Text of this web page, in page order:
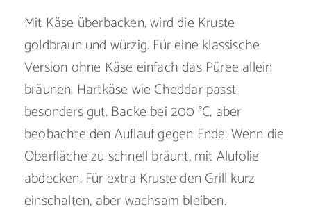
Mit Käse überbacken, wird die Kruste
goldbraun und würzig. Für eine klassische
Version ohne Käse einfach das Püree allein
bräunen. Hartkäse wie Cheddar passt
besonders gut. Backe bei 200 °C, aber
beobachte den Auflauf gegen Ende. Wenn die
Oberfläche zu schnell bräunt, mit Alufolie
abdecken. Für extra Kruste den Grill kurz
einschalten, aber wachsam bleiben.